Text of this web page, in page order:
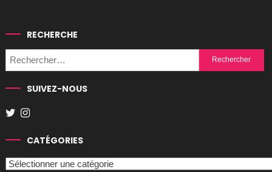
RECHERCHE
Rechercher :
SUIVEZ-NOUS
CATÉGORIES
Catégories